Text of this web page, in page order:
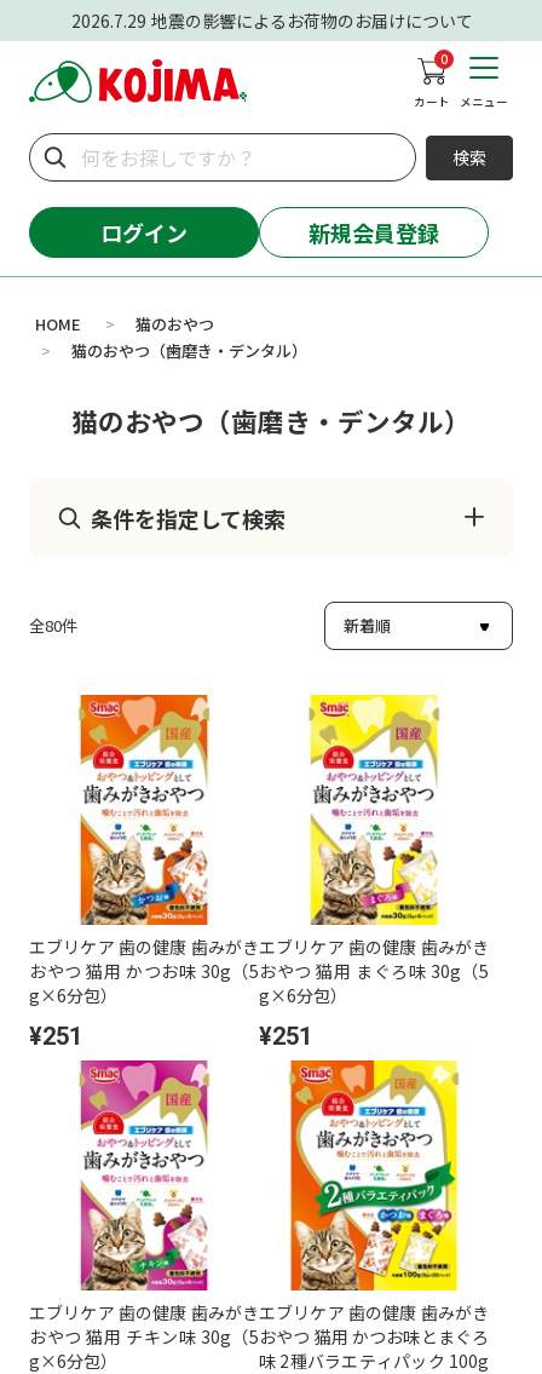
2026.7.29 地震の影響によるお荷物のお届けについて
0
カート メニュー
検索
ログイン 新規会員登録
HOME > 猫のおやつ
> 猫のおやつ（歯磨き・デンタル）
猫のおやつ（歯磨き・デンタル）
条件を指定して検索
全80件
エブリケア 歯の健康 歯みがき
おやつ 猫用 かつお味 30g（5
g×6分包）
¥251
エブリケア 歯の健康 歯みがき
おやつ 猫用 まぐろ味 30g（5
g×6分包）
¥251
エブリケア 歯の健康 歯みがき
おやつ 猫用 チキン味 30g（5
g×6分包）
エブリケア 歯の健康 歯みがき
おやつ 猫用 かつお味とまぐろ
味 2種バラエティパック 100g